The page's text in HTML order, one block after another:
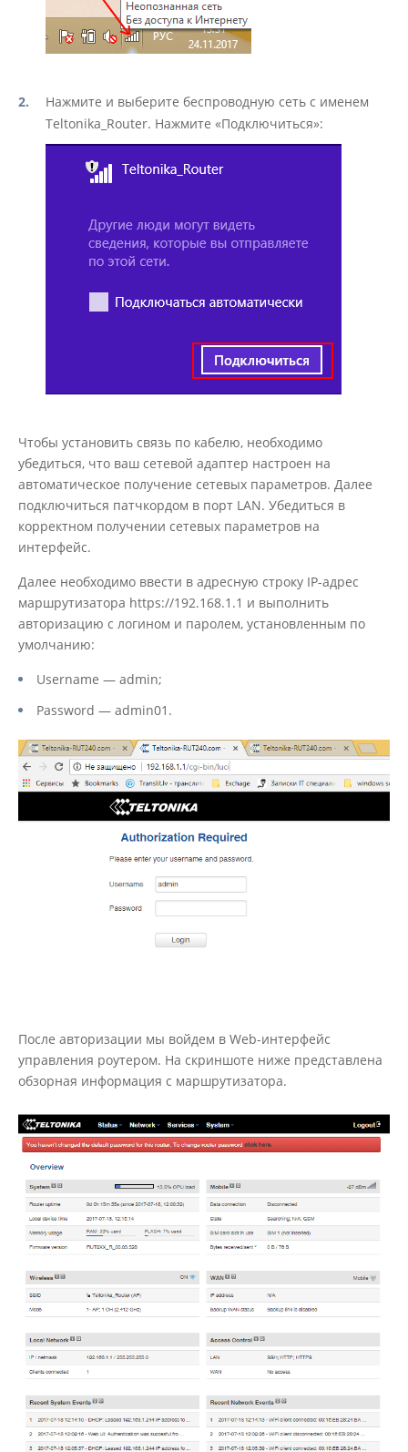
Нажмите и выберите беспроводную сеть с именем
Teltonika_Router. Нажмите «Подключиться»:
Чтобы установить связь по кабелю, необходимо
убедиться, что ваш сетевой адаптер настроен на
автоматическое получение сетевых параметров. Далее
подключиться патчкордом в порт LAN. Убедиться в
корректном получении сетевых параметров на
интерфейс.
Далее необходимо ввести в адресную строку IP-адрес
маршрутизатора https://192.168.1.1 и выполнить
авторизацию с логином и паролем, установленным по
умолчанию:
Username — admin;
Password — admin01.
После авторизации мы войдем в Web-интерфейс
управления роутером. На скриншоте ниже представлена
обзорная информация с маршрутизатора.